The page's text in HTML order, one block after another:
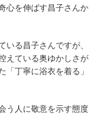
心を伸ばす昌子さんか
いる昌子さんですが、
えている奥ゆかしさが
「丁寧に浴衣を着る」
う人に敬意を示す態度